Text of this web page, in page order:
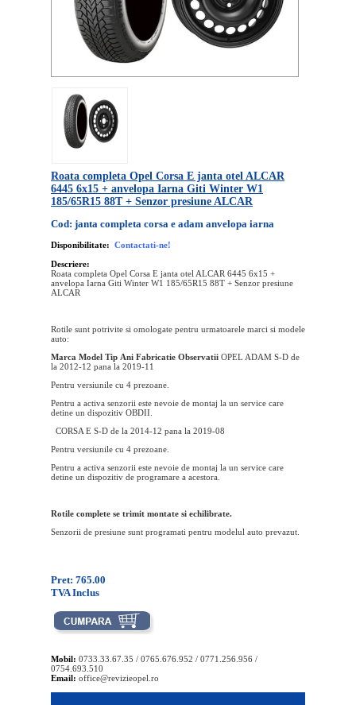
Roata completa Opel Corsa E janta otel ALCAR
6445 6x15 + anvelopa Iarna Giti Winter W1
185/65R15 88T + Senzor presiune ALCAR
Cod: janta completa corsa e adam anvelopa iarna
Disponibilitate: Contactati-ne!
Descriere:
Roata completa Opel Corsa E janta otel ALCAR 6445 6x15 +
anvelopa Iarna Giti Winter W1 185/65R15 88T + Senzor presiune
ALCAR
Rotile sunt potrivite si omologate pentru urmatoarele marci si modele
auto:
Marca Model Tip Ani Fabricatie Observatii OPEL ADAM S-D de
la 2012-12 pana la 2019-11
Pentru versiunile cu 4 prezoane.
Pentru a activa senzorii este nevoie de montaj la un service care
detine un dispozitiv OBDII.
CORSA E S-D de la 2014-12 pana la 2019-08
Pentru versiunile cu 4 prezoane.
Pentru a activa senzorii este nevoie de montaj la un service care
detine un dispozitiv de programare a acestora.
Rotile complete se trimit montate si echilibrate.
Senzorii de presiune sunt programati pentru modelul auto prevazut.
Pret: 765.00
TVA Inclus
Mobil: 0733.33.67.35 / 0765.676.952 / 0771.256.956 /
0754.693.510
Email: office@revizieopel.ro